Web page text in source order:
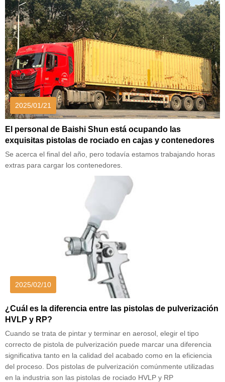
2025/01/21
El personal de Baishi Shun está ocupando las
exquisitas pistolas de rociado en cajas y contenedores
Se acerca el final del año, pero todavía estamos trabajando horas
extras para cargar los contenedores.
2025/02/10
¿Cuál es la diferencia entre las pistolas de pulverización
HVLP y RP?
Cuando se trata de pintar y terminar en aerosol, elegir el tipo
correcto de pistola de pulverización puede marcar una diferencia
significativa tanto en la calidad del acabado como en la eficiencia
del proceso. Dos pistolas de pulverización comúnmente utilizadas
en la industria son las pistolas de rociado HVLP y RP